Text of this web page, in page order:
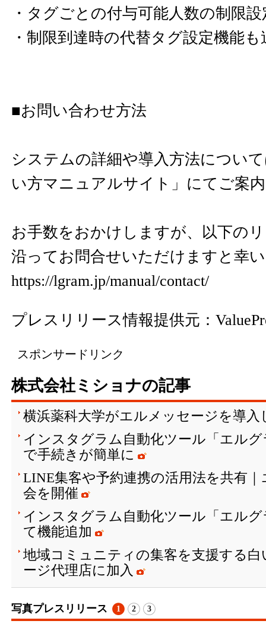
・タグごとの付与可能人数の制限
・制限到達時の代替タグ設定機能も
■お問い合わせ方法
システムの詳細や導入方法につい
い方マニュアルサイト」にてご案
お手数をおかけしますが、以下の
沿ってお問合せいただけますと幸
https://lgram.jp/manual/contact/
プレスリリース情報提供元：
スポンサードリンク
株式会社ミショナの記事
横浜薬科大学がエルメッセージを導入
インスタグラム自動化ツール「エル
で手続きが簡単に
LINE集客や予約連携の活用法を共有
会を開催
インスタグラム自動化ツール「エル
て機能追加
地域コミュニティの集客を支援する
ージ代理店に加入
写真プレスリリース 1 2 3